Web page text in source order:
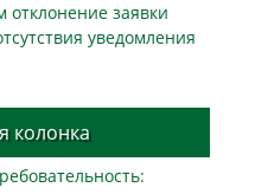
отклонение заявки
уведомления
колонка